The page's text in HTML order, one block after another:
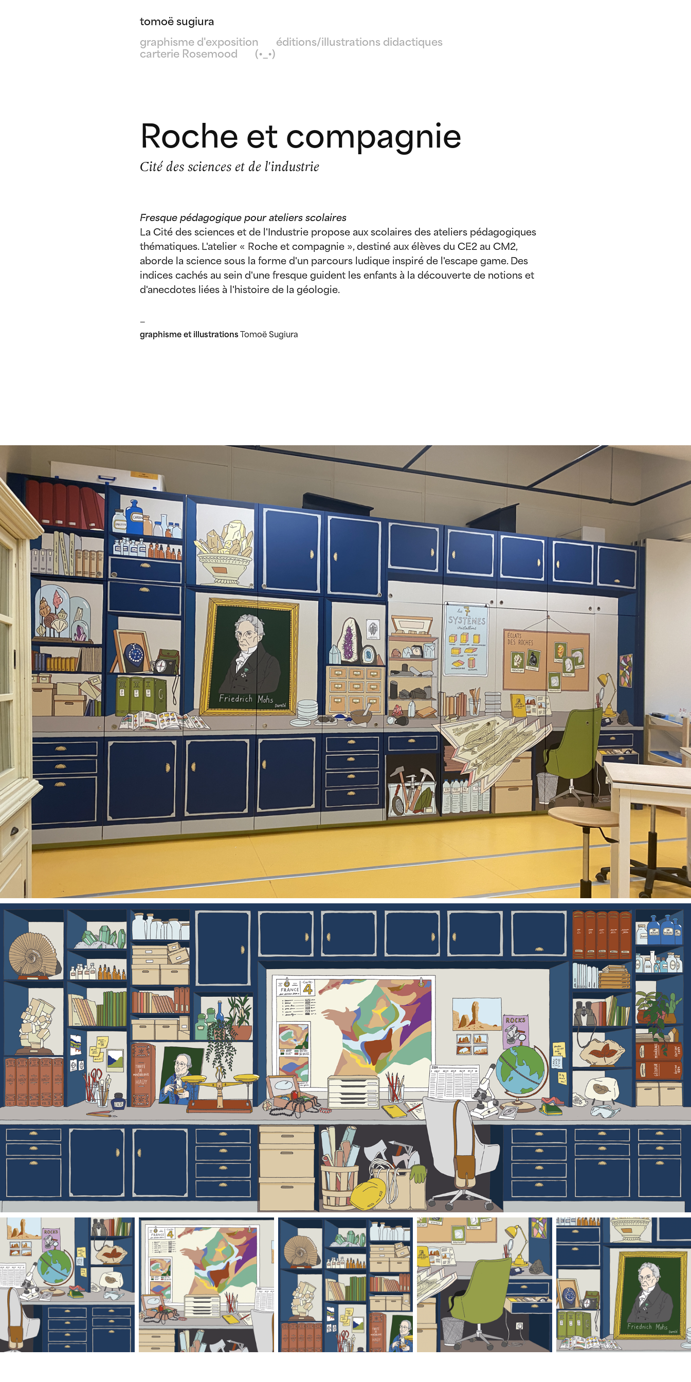
tomoë sugiura
graphisme d'exposition
éditions/illustrations didactiques
carterie Rosemood (•_•)
Roche et compagnie
Cité des sciences et de l'industrie
Fresque pédagogique pour ateliers scolaires
La Cité des sciences et de l'Industrie propose aux scolaires des ateliers pédagogiques
thématiques. L'atelier « Roche et compagnie », destiné aux élèves du CE2 au CM2,
aborde la science sous la forme d'un parcours ludique inspiré de l'escape game. Des
indices cachés au sein d'une fresque guident les enfants à la découverte de notions et
d'anecdotes liées à l'histoire de la géologie.
—
graphisme et illustrationsTomoë Sugiura